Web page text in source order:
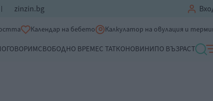
zinzin.bg
Календар на бебето Калкулатор на овулация и
СВОБОДНО ВРЕМЕС ТАТКОНОВИНИПО ВЪЗРАСТ